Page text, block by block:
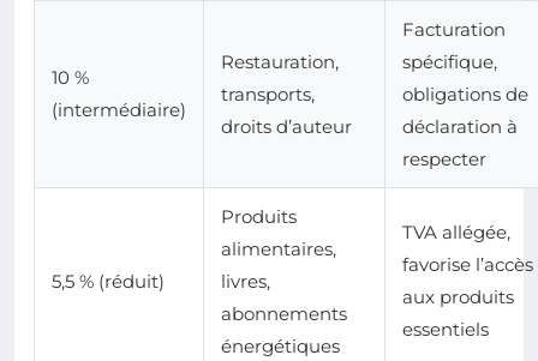
10 %
(intermédiaire)
Restauration,
transports,
droits d’auteur
Facturation
spécifique,
obligations de
déclaration à
respecter
5,5 % (réduit)
Produits
alimentaires,
livres,
abonnements
énergétiques
TVA allégée,
favorise l’accès
aux produits
essentiels